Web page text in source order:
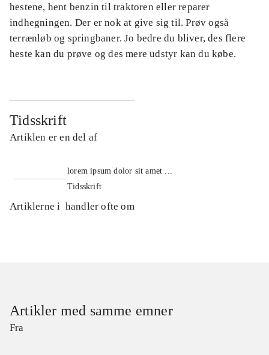
hestene, hent benzin til traktoren eller reparer
indhegningen. Der er nok at give sig til. Prøv også
terrænløb og springbaner. Jo bedre du bliver, des flere
heste kan du prøve og des mere udstyr kan du købe.
Tidsskrift
Artiklen er en del af
lorem ipsum dolor sit amet ...
Tidsskrift
Artiklerne i handler ofte om
Artikler med samme emner
Fra